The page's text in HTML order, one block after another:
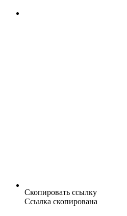
Скопировать ссылку
Ссылка скопирована